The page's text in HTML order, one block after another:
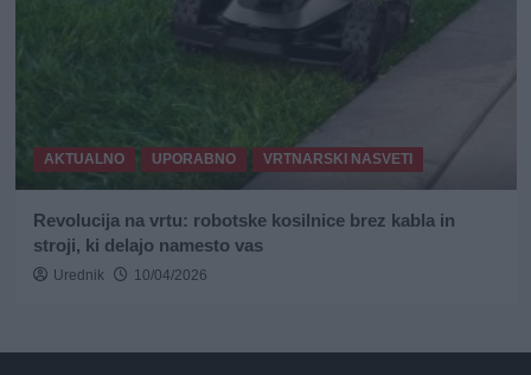
AKTUALNO UPORABNO VRTNARSKI NASVETI
Revolucija na vrtu: robotske kosilnice brez kabla in
stroji, ki delajo namesto vas
Urednik 10/04/2026